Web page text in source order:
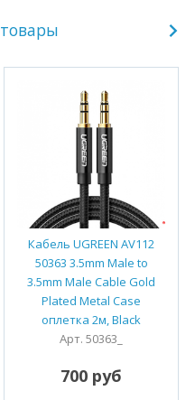
Кабель UGREEN AV112
50363 3.5mm Male to
3.5mm Male Cable Gold
Plated Metal Case
оплетка 2м, Black
Арт. 50363_
700 руб